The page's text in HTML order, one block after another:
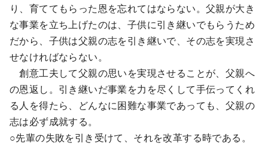
り、育ててもらった恩を忘れてはならない。父親が大き
な事業を立ち上げたのは、子供に引き継いでもらうため
だから、子供は父親の志を引き継いで、その志を実現さ
せなければならない。
創意工夫して父親の思いを実現させることが、父親へ
の恩返し。引き継いだ事業を力を尽くして手伝ってくれ
る人を得たら、どんなに困難な事業であっても、父親の
志は必ず成就する。
○先輩の失敗を引き受けて、それを改革する時である。